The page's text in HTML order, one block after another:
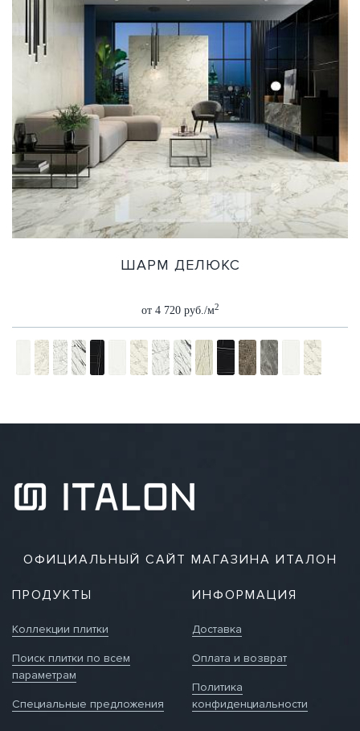
ШАРМ ДЕЛЮКС
от 4 720 руб./м2
ОФИЦИАЛЬНЫЙ САЙТ МАГАЗИНА ИТАЛОН
ИНФОРМАЦИЯ
Доставка
Оплата и возврат
Политика
конфиденциальности
ПРОДУКТЫ
Коллекции плитки
Поиск плитки по всем
параметрам
Специальные предложения